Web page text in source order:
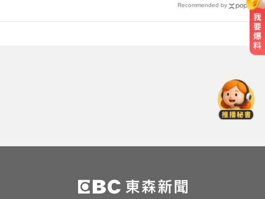
Recommended by
域 造成4人喪命
快訊／白海豚逼近！新竹縣尖石、
五峰「8校停課」